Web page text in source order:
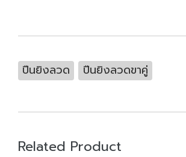
ปืนยิงลวด ปืนยิงลวดขาคู่
Related Product